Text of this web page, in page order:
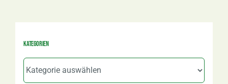
Kategorien
Kategorien